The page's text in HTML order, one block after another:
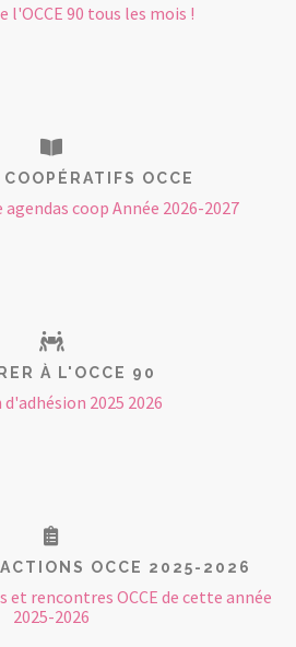
l'OCCE 90 tous les mois !
OCCE
coop Année 2026-2027
À L'OCCE 90
2025 2026
OCCE 2025-2026
et rencontres OCCE de cette année
2025-2026